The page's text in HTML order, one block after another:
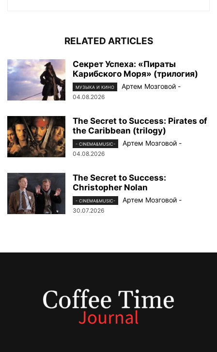
RELATED ARTICLES
Секрет Успеха: «Пираты
Карибского Моря» (трилогия)
МУЗЫКА И КИНО Артем Мозговой -
04.08.2026
The Secret to Success: Pirates of
the Caribbean (trilogy)
- CINEMA&MUSIC- Артем Мозговой -
04.08.2026
The Secret to Success:
Christopher Nolan
- CINEMA&MUSIC- Артем Мозговой -
30.07.2026